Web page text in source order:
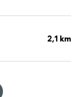
2,1 km